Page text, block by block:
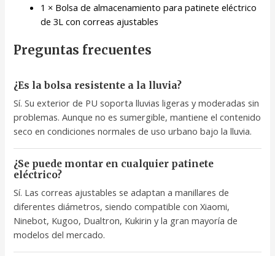
1 × Bolsa de almacenamiento para patinete eléctrico
de 3L con correas ajustables
Preguntas frecuentes
¿Es la bolsa resistente a la lluvia?
Sí. Su exterior de PU soporta lluvias ligeras y moderadas sin
problemas. Aunque no es sumergible, mantiene el contenido
seco en condiciones normales de uso urbano bajo la lluvia.
¿Se puede montar en cualquier patinete
eléctrico?
Sí. Las correas ajustables se adaptan a manillares de
diferentes diámetros, siendo compatible con Xiaomi,
Ninebot, Kugoo, Dualtron, Kukirin y la gran mayoría de
modelos del mercado.